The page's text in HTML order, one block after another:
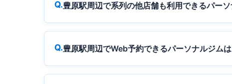
豊原駅周辺で系列の他店舗も利用できるパー
豊原駅周辺でWeb予約できるパーソナルジム